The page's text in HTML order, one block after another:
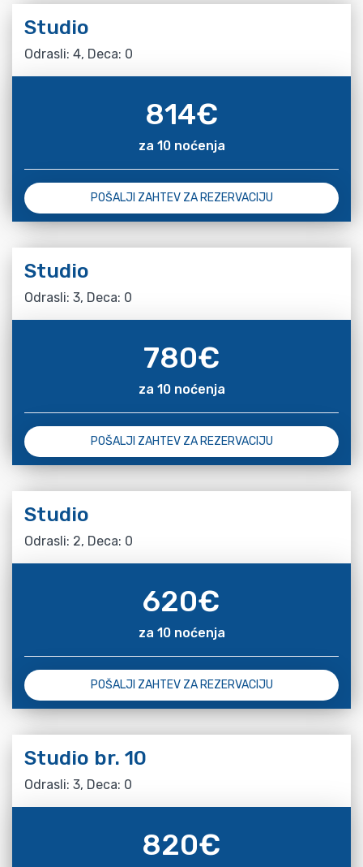
Studio
Odrasli: 4, Deca: 0
814€
za 10 noćenja
POŠALJI ZAHTEV ZA REZERVACIJU
Studio
Odrasli: 3, Deca: 0
780€
za 10 noćenja
POŠALJI ZAHTEV ZA REZERVACIJU
Studio
Odrasli: 2, Deca: 0
620€
za 10 noćenja
POŠALJI ZAHTEV ZA REZERVACIJU
Studio br. 10
Odrasli: 3, Deca: 0
820€